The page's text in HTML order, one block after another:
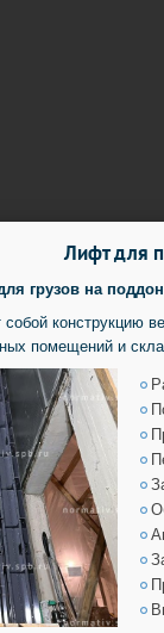
Лифт для
грузов на
собой конструкцию
помещений и